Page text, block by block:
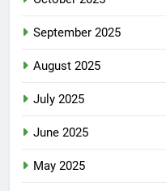
September 2025
August 2025
July 2025
June 2025
May 2025